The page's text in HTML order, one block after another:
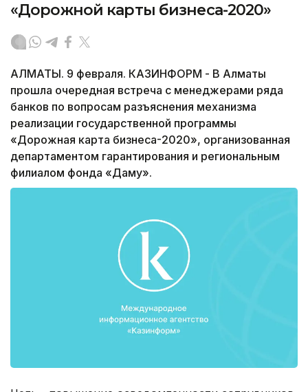
«Дорожной карты бизнеса-2020»
АЛМАТЫ. 9 февраля. КАЗИНФОРМ - В Алматы
прошла очередная встреча с менеджерами ряда
банков по вопросам разъяснения механизма
реализации государственной программы
«Дорожная карта бизнеса-2020», организованная
департаментом гарантирования и региональным
филиалом фонда «Даму».